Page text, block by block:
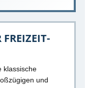
FREIZEIT-
klassische
und